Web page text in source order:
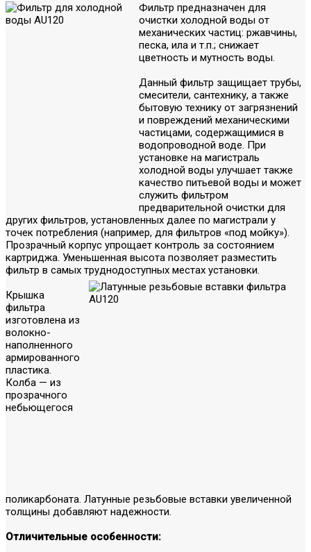
Фильтр предназначен для
очистки холодной воды от
механических частиц: ржавчины,
песка, ила и т.п.; снижает
цветность и мутность воды.
Данный фильтр защищает трубы,
смесители, сантехнику, а также
бытовую технику от загрязнений
и повреждений механическими
частицами, содержащимися в
водопроводной воде. При
установке на магистраль
холодной воды улучшает также
качество питьевой воды и может
служить фильтром
предварительной очистки для
других фильтров, установленных далее по магистрали у
точек потребления (например, для фильтров «под мойку»).
Прозрачный корпус упрощает контроль за состоянием
картриджа. Уменьшенная высота позволяет разместить
фильтр в самых труднодоступных местах установки.
Крышка
фильтра
изготовлена из
волокно-
наполненного
армированного
пластика.
Колба — из
прозрачного
небьющегося
поликарбоната. Латунные резьбовые вставки увеличенной
толщины добавляют надежности.
Отличительные особенности: